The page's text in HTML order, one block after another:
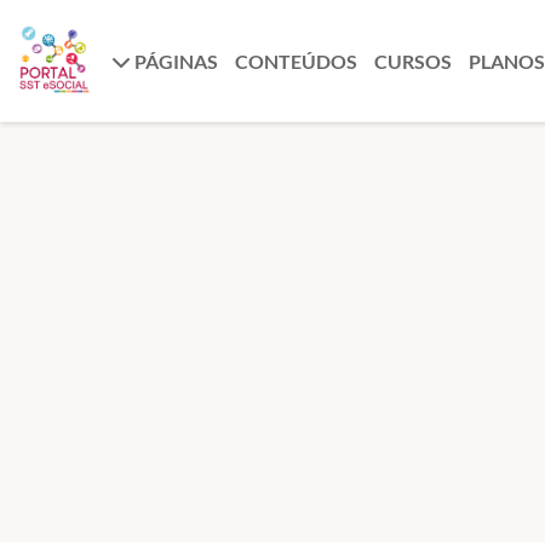
PÁGINAS CONTEÚDOS CURSOS PLANOS